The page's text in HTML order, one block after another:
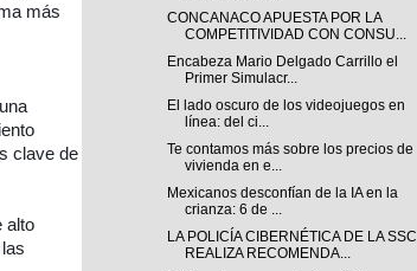
más
clave de
alto
CONCANACO APUESTA POR LA
COMPETITIVIDAD CON CONSU...
Encabeza Mario Delgado Carrillo el
Primer Simulacr...
El lado oscuro de los videojuegos en
línea: del ci...
Te contamos más sobre los precios de
vivienda en e...
Mexicanos desconfían de la IA en la
crianza: 6 de ...
LA POLICÍA CIBERNÉTICA DE LA SSC
REALIZA RECOMENDA...